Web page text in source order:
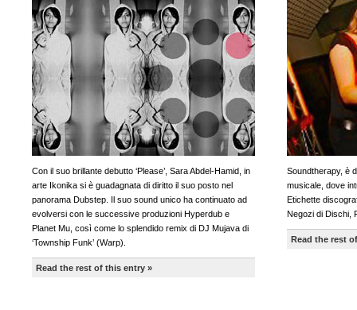
Con il suo brillante debutto ‘Please’, Sara Abdel-Hamid, in
arte Ikonika si è guadagnata di diritto il suo posto nel
panorama Dubstep. Il suo sound unico ha continuato ad
evolversi con le successive produzioni Hyperdub e
Planet Mu, così come lo splendido remix di DJ Mujava di
‘Township Funk’ (Warp).
Read the rest of this entry »
Soundtherapy, è
musicale, dove
Etichette
Negozi di Dischi,
Read the rest